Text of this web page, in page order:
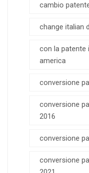
cambio
change italian
con la patente
america
conversione
conversione
2016
conversione
conversione